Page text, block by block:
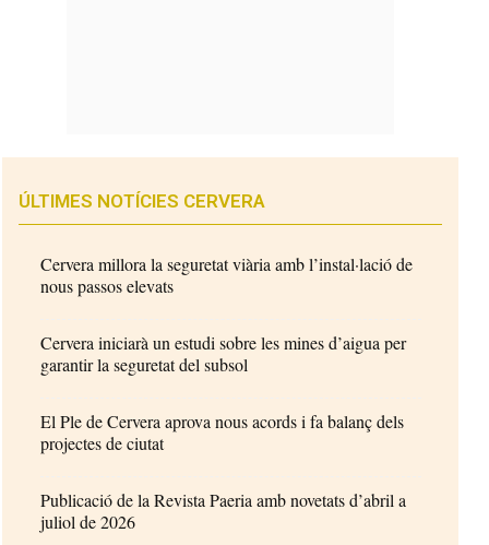
ÚLTIMES NOTÍCIES CERVERA
Cervera millora la seguretat viària amb l’instal·lació de
nous passos elevats
Cervera iniciarà un estudi sobre les mines d’aigua per
garantir la seguretat del subsol
El Ple de Cervera aprova nous acords i fa balanç dels
projectes de ciutat
Publicació de la Revista Paeria amb novetats d’abril a
juliol de 2026